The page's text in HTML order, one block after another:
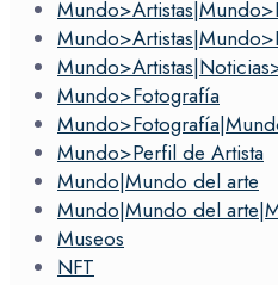
Mundo>Fotografía
Mundo>Perfil de Artista
Mundo|Mundo del arte
Mundo|Mundo del
Museos
NFT